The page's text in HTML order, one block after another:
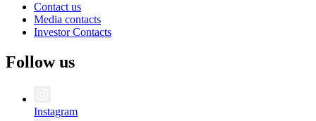
Contact us
Media contacts
Investor Contacts
Follow us
Instagram